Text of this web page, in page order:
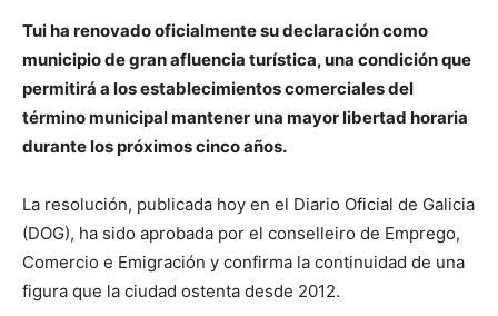
Tui ha renovado oficialmente su declaración como
municipio de gran afluencia turística, una condición que
permitirá a los establecimientos comerciales del
término municipal mantener una mayor libertad horaria
durante los próximos cinco años.
La resolución, publicada hoy en el Diario Oficial de Galicia
(DOG), ha sido aprobada por el conselleiro de Emprego,
Comercio e Emigración y confirma la continuidad de una
figura que la ciudad ostenta desde 2012.